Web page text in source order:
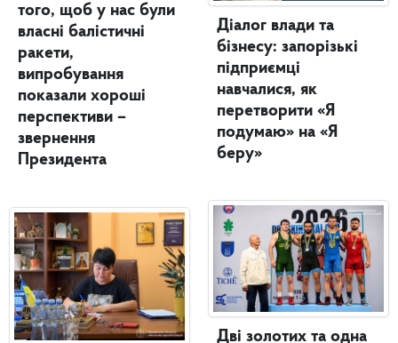
того, щоб у нас були
власні балістичні
ракети,
випробування
показали хороші
перспективи –
звернення
Президента
Діалог влади та
бізнесу: запорізькі
підприємці
навчалися, як
перетворити «Я
подумаю» на «Я
беру»
Дві золотих та одна